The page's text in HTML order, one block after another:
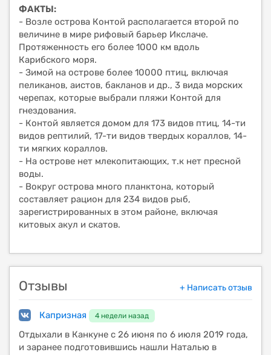
ФАКТЫ:
- Возле острова Контой располагается второй по
величине в мире рифовый барьер Икслаче.
Протяженность его более 1000 км вдоль
Карибского моря.
- Зимой на острове более 10000 птиц, включая
пеликанов, аистов, бакланов и др., 3 вида морских
черепах, которые выбрали пляжи Контой для
гнездования.
- Контой является домом для 173 видов птиц, 14-ти
видов рептилий, 17-ти видов твердых кораллов, 14-
ти мягких кораллов.
- На острове нет млекопитающих, т.к нет пресной
воды.
- Вокруг острова много планктона, который
составляет рацион для 234 видов рыб,
зарегистрированных в этом районе, включая
китовых акул и скатов.
Отзывы + Написать отзыв
Капризная 4 недели назад
Отдыхали в Канкуне с 26 июня по 6 июля 2019 года,
и заранее подготовившись нашли Наталью в